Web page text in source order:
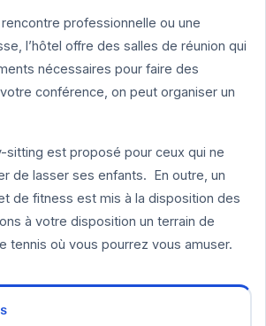
professionnelle ou une
l’hôtel offre des salles de réunion qui
nécessaires pour faire des
conférence, on peut organiser un
sitting est proposé pour ceux qui ne
de lasser ses enfants. En outre, un
de fitness est mis à la disposition des
à votre disposition un terrain de
tennis où vous pourrez vous amuser.